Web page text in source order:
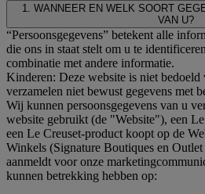
1. WANNEER EN WELK SOORT
VAN U?
“Persoonsgegevens” betekent alle
die ons in staat stelt om u te
combinatie met andere informatie.
Kinderen: Deze website is niet
verzamelen niet bewust gegevens met
Wij kunnen persoonsgegevens van u
website gebruikt (de "Website"), een
een Le Creuset-product koopt op de
Winkels (Signature Boutiques en
aanmeldt voor onze
kunnen betrekking hebben op: